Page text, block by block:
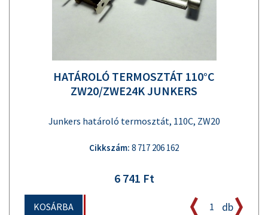
HATÁROLÓ TERMOSZTÁT 110°C
ZW20/ZWE24K JUNKERS
Junkers határoló termosztát, 110C, ZW20
Cikkszám: 8 717 206 162
6 741 Ft
KOSÁRBA db